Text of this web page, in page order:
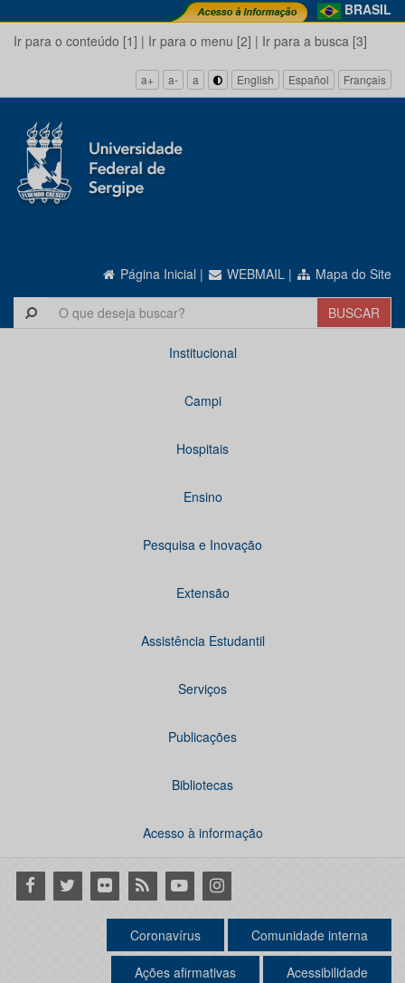
BRASIL
Ir para o conteúdo [1] | Ir para o menu [2] | Ir para a busca [3]
a+ a- a English Español Français
Página Inicial | WEBMAIL | Mapa do Site
Institucional
Campi
Hospitais
Ensino
Pesquisa e Inovação
Extensão
Assistência Estudantil
Serviços
Publicações
Bibliotecas
Acesso à informação
Facebook
Twitter Flickr RSS YoutubeInstagram
Coronavírus Comunidade interna
Ações afirmativas Acessibilidade